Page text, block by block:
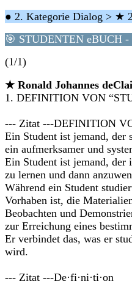
● 2. Kategorie Dialog > ★
🎯 STUDENTEN eBUCH -
(1/1)
★ Ronald Johannes
1. DEFINITION VON
--- Zitat ---DEFINITION
Ein Student ist jemand, der
ein aufmerksamer und
Ein Student ist jemand, der
zu lernen und dann
Während ein Student
Vorhaben ist, die
Beobachten und
zur Erreichung eines
Er verbindet das, was er
wird.
--- Zitat ---De·fi·ni·ti·on